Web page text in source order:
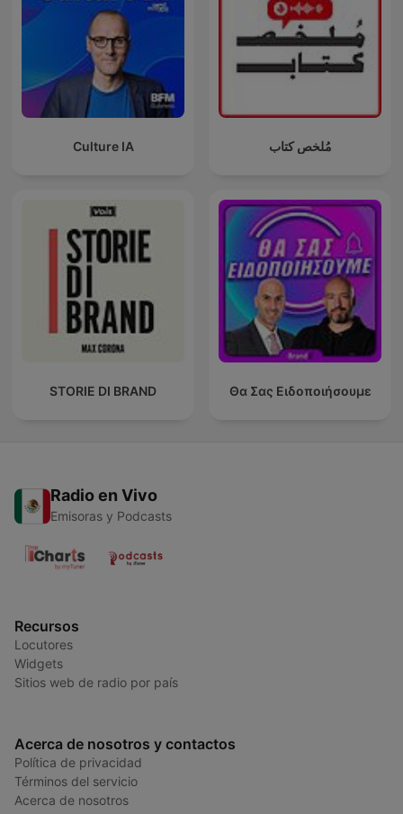
Culture IA مُلخص كتاب
STORIE DI BRAND Θα Σας Ειδοποιήσουμε
Radio en Vivo
Emisoras y Podcasts
Recursos
Locutores
Widgets
Sitios web de radio por país
Acerca de nosotros y contactos
Política de privacidad
Términos del servicio
Acerca de nosotros